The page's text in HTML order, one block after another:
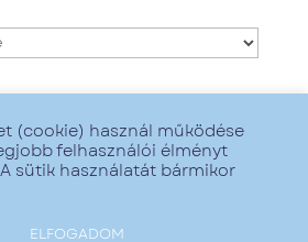
- Talentum iskola -
(cookie) használ működése
felhasználói élményt
sütik használatát bármikor
ELFOGADOM